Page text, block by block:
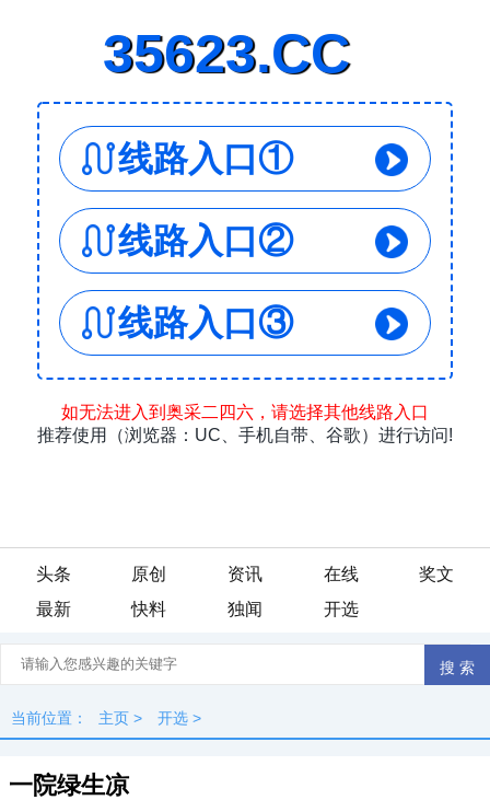
头条 原创 资讯 在线
奖文
最新
快料 独闻 开选
当前位置： 主页 > 开选 >
一院绿生凉